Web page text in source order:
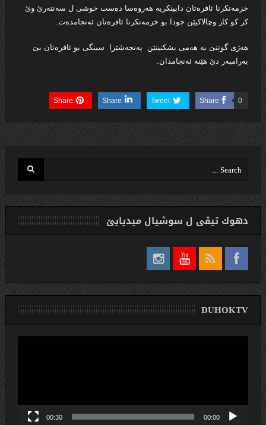
خزمه‌تكرنا ئافره‌تان دابینكریه‌ هه‌روه‌سا ده‌ست خوشى ل سه‌نته‌رێ وێ
كر كو كار وچالاكیێن جودا بو خزمه‌تكرنا ئافره‌تان ئه‌نجامده‌ت.
هه‌ژى گوتنێ یه‌ هه‌مى بشكنینێن په‌نجه‌شێرا سینگى بو ئافره‌تان بێ
به‌رامبه‌ر دێ هێنه‌ ئه‌نجامدان.
Share 0
Tweet
Share
Share
دهوك تیڤی ل سوشیال ميديایێ
DUHOKTV
00:00
00:30